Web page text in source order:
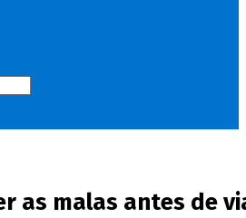
as malas antes de